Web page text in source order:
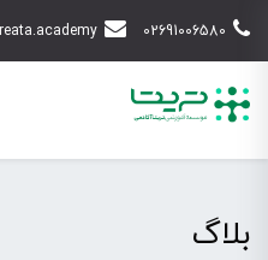
02691006580
بلاگ